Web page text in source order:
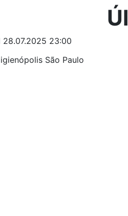
28.07.2025 23:00
São Paulo